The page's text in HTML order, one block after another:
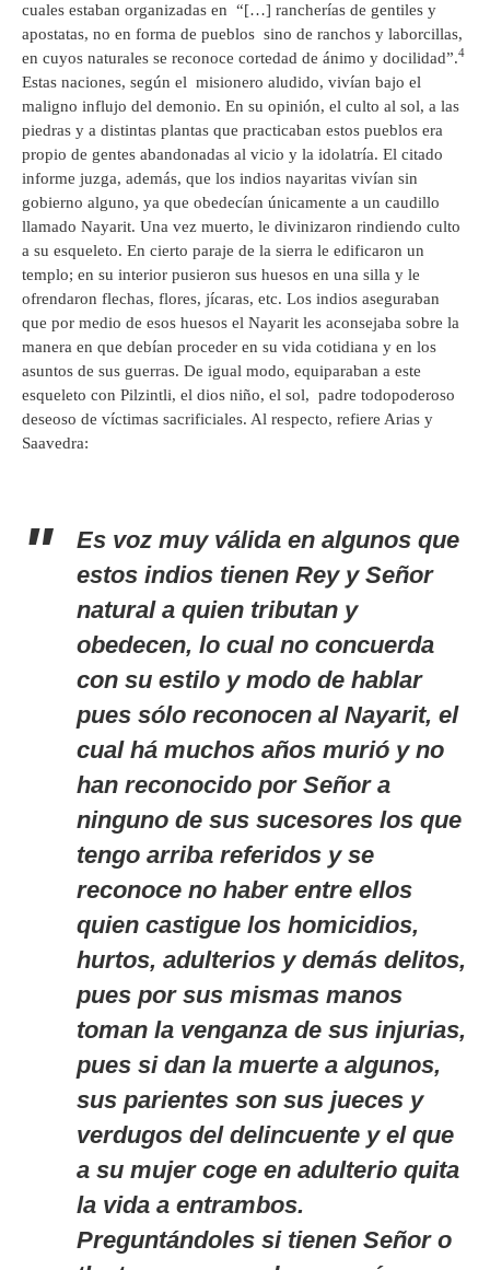
cuales estaban organizadas en “[…] rancherías de gentiles y
apostatas, no en forma de pueblos sino de ranchos y laborcillas,
en cuyos naturales se reconoce cortedad de ánimo y docilidad”.4
Estas naciones, según el misionero aludido, vivían bajo el
maligno influjo del demonio. En su opinión, el culto al sol, a las
piedras y a distintas plantas que practicaban estos pueblos era
propio de gentes abandonadas al vicio y la idolatría. El citado
informe juzga, además, que los indios nayaritas vivían sin
gobierno alguno, ya que obedecían únicamente a un caudillo
llamado Nayarit. Una vez muerto, le divinizaron rindiendo culto
a su esqueleto. En cierto paraje de la sierra le edificaron un
templo; en su interior pusieron sus huesos en una silla y le
ofrendaron flechas, flores, jícaras, etc. Los indios aseguraban
que por medio de esos huesos el Nayarit les aconsejaba sobre la
manera en que debían proceder en su vida cotidiana y en los
asuntos de sus guerras. De igual modo, equiparaban a este
esqueleto con Pilzintli, el dios niño, el sol, padre todopoderoso
deseoso de víctimas sacrificiales. Al respecto, refiere Arias y
Saavedra:
Es voz muy válida en algunos que
estos indios tienen Rey y Señor
natural a quien tributan y
obedecen, lo cual no concuerda
con su estilo y modo de hablar
pues sólo reconocen al Nayarit, el
cual há muchos años murió y no
han reconocido por Señor a
ninguno de sus sucesores los que
tengo arriba referidos y se
reconoce no haber entre ellos
quien castigue los homicidios,
hurtos, adulterios y demás delitos,
pues por sus mismas manos
toman la venganza de sus injurias,
pues si dan la muerte a algunos,
sus parientes son sus jueces y
verdugos del delincuente y el que
a su mujer coge en adulterio quita
la vida a entrambos.
Preguntándoles si tienen Señor o